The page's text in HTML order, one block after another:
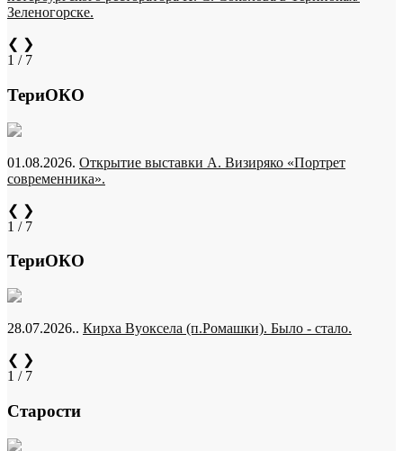
Зеленогорске.
❮ ❯
1 / 7
ТериОКО
01.08.2026. Открытие выставки А. Визиряко «Портрет
современника».
❮ ❯
1 / 7
ТериОКО
28.07.2026.. Кирха Вуоксела (п.Ромашки). Было - стало.
❮ ❯
1 / 7
Старости